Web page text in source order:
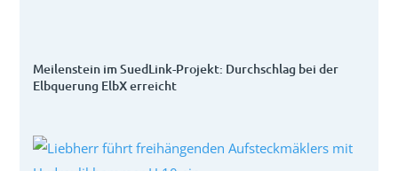
Meilenstein im SuedLink-Projekt: Durchschlag bei der
Elbquerung ElbX erreicht